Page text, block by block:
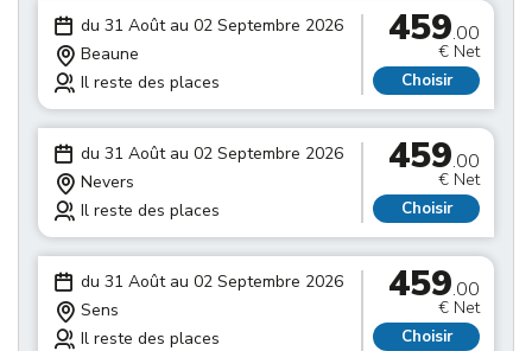
du 31 Août au 02 Septembre 2026
Beaune
Il reste des places
459.00
€ Net
Choisir
du 31 Août au 02 Septembre 2026
Nevers
Il reste des places
459.00
€ Net
Choisir
du 31 Août au 02 Septembre 2026
Sens
Il reste des places
459.00
€ Net
Choisir